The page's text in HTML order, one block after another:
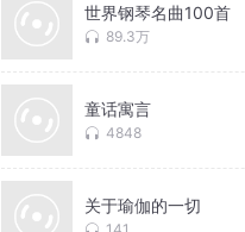
世界钢琴名曲100首
89.3万
童话寓言
4848
关于瑜伽的一切